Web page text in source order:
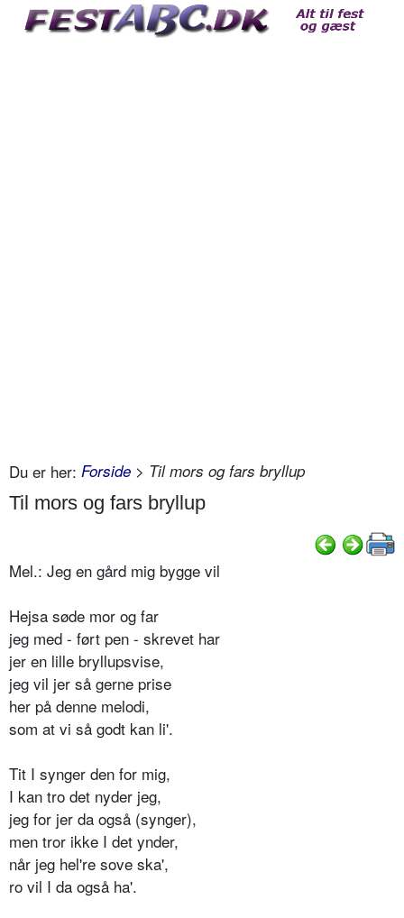
Du er her: Forside > Til mors og fars bryllup
Til mors og fars bryllup
Mel.: Jeg en gård mig bygge vil
Hejsa søde mor og far
jeg med - ført pen - skrevet har
jer en lille bryllupsvise,
jeg vil jer så gerne prise
her på denne melodi,
som at vi så godt kan li'.
Tit I synger den for mig,
I kan tro det nyder jeg,
jeg for jer da også (synger),
men tror ikke I det ynder,
når jeg hel're sove ska',
ro vil I da også ha'.